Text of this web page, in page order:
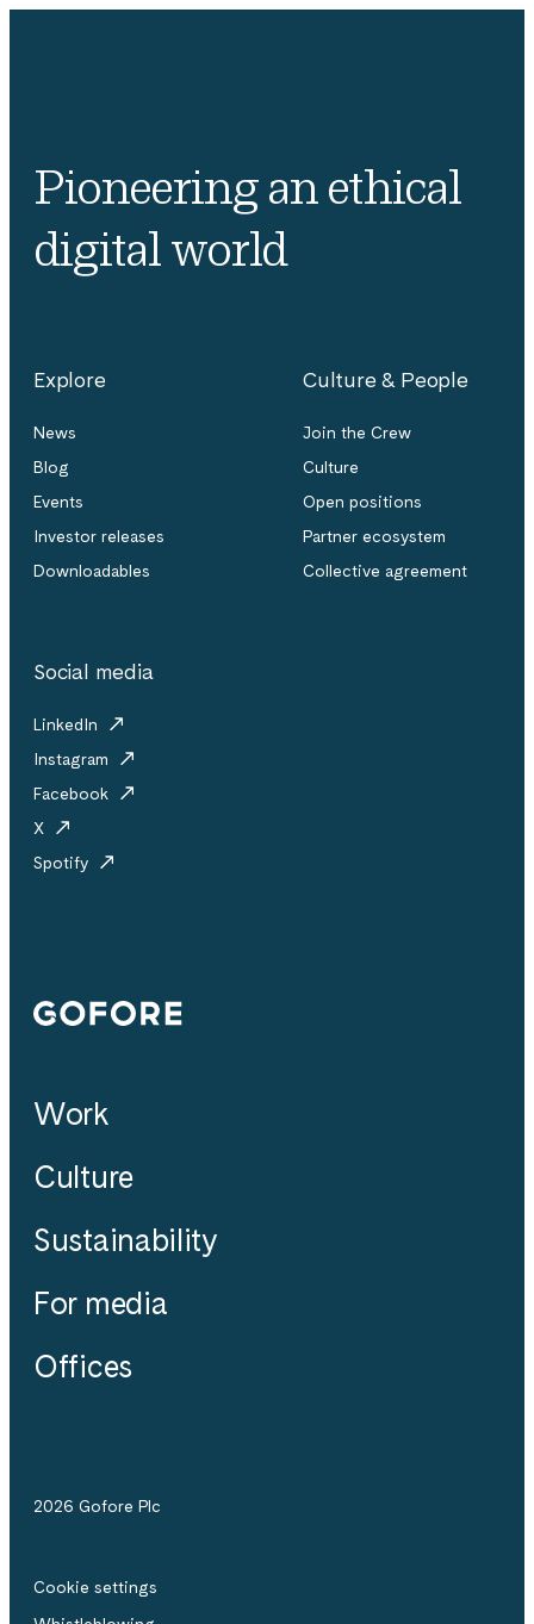
Pioneering an ethical
digital world
Explore
News
Blog
Events
Investor releases
Downloadables
Culture & People
Join the Crew
Culture
Open positions
Partner ecosystem
Collective agreement
Social media
LinkedIn
Instagram
Facebook
X
Spotify
Gofore
Work
Culture
Sustainability
For media
Offices
2026 Gofore Plc
Cookie settings